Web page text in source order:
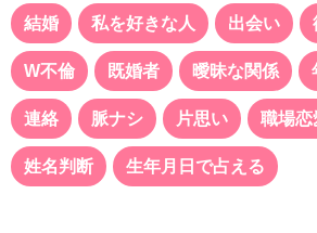
結婚 私を好きな人 出会い
W不倫 既婚者 曖昧な関係
連絡 脈ナシ 片思い 職場恋
姓名判断 生年月日で占える